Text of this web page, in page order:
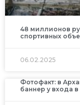
48 миллионов
спортивных
06.02.2025
Фотофакт: в
баннер у входа